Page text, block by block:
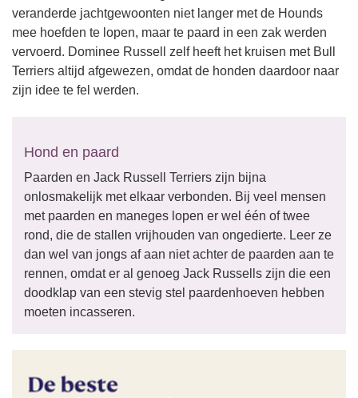
veranderde jachtgewoonten niet langer met de Hounds
mee hoefden te lopen, maar te paard in een zak werden
vervoerd. Dominee Russell zelf heeft het kruisen met Bull
Terriers altijd afgewezen, omdat de honden daardoor naar
zijn idee te fel werden.
Hond en paard
Paarden en Jack Russell Terriers zijn bijna
onlosmakelijk met elkaar verbonden. Bij veel mensen
met paarden en maneges lopen er wel één of twee
rond, die de stallen vrijhouden van ongedierte. Leer ze
dan wel van jongs af aan niet achter de paarden aan te
rennen, omdat er al genoeg Jack Russells zijn die een
doodklap van een stevig stel paardenhoeven hebben
moeten incasseren.